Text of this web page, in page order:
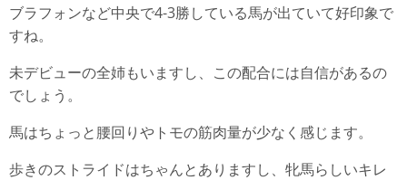
ブラフォンなど中央で4-3勝している馬が出ていて好印象で
すね。
未デビューの全姉もいますし、この配合には自信があるの
でしょう。
馬はちょっと腰回りやトモの筋肉量が少なく感じます。
歩きのストライドはちゃんとありますし、牝馬らしいキレ